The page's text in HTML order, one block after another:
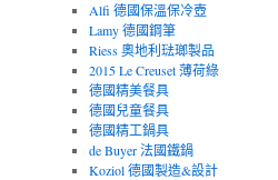
Alfi 德國保溫保冷壺
Lamy 德國鋼筆
Riess 奧地利琺瑯製品
2015 Le Creuset 薄荷綠
德國精美餐具
德國兒童餐具
德國精工鍋具
de Buyer 法國鐵鍋
Koziol 德國製造&設計